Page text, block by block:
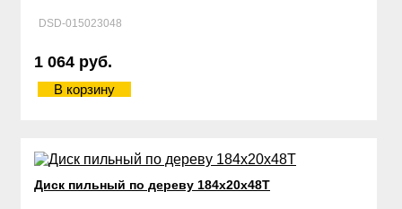
DSD-015023048
1 064 руб.
В корзину
Диск пильный по дереву 184х20х48Т